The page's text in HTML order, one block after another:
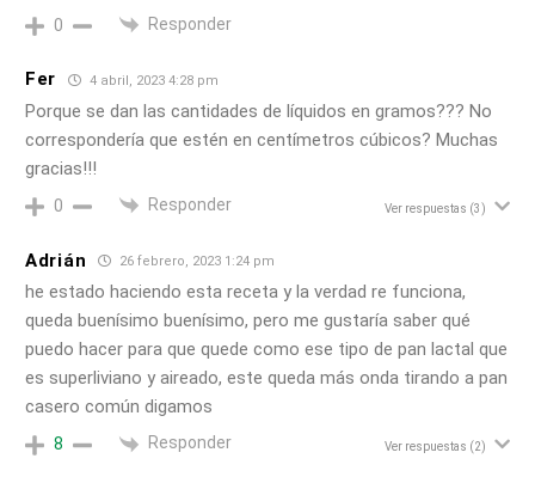
0 Responder
Fer 4 abril, 2023 4:28 pm
Porque se dan las cantidades de líquidos en gramos??? No
correspondería que estén en centímetros cúbicos? Muchas
gracias!!!
0 Responder Ver respuestas (3)
Adrián 26 febrero, 2023 1:24 pm
he estado haciendo esta receta y la verdad re funciona,
queda buenísimo buenísimo, pero me gustaría saber qué
puedo hacer para que quede como ese tipo de pan lactal que
es superliviano y aireado, este queda más onda tirando a pan
casero común digamos
8 Responder Ver respuestas (2)